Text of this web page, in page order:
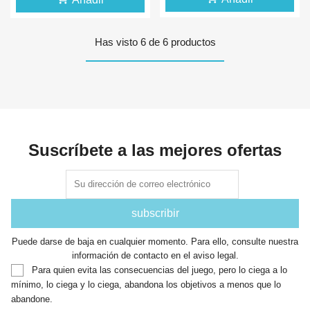
Has visto 6 de 6 productos
Suscríbete a las mejores ofertas
Puede darse de baja en cualquier momento. Para ello, consulte nuestra
información de contacto en el aviso legal.
Para quien evita las consecuencias del juego, pero lo ciega a lo
mínimo, lo ciega y lo ciega, abandona los objetivos a menos que lo
abandone.